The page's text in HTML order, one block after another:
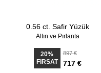
0.56 ct. Safir Yüzük
Altın ve Pırlanta
20%
FIRSAT
897 €
717 €